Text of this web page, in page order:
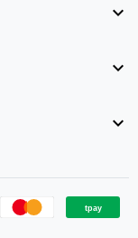


